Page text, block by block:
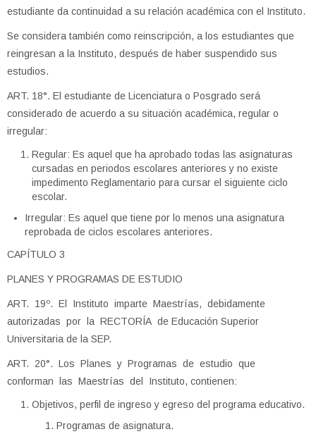
estudiante da continuidad a su relación académica con el Instituto.
Se considera también como reinscripción, a los estudiantes que
reingresan a la Instituto, después de haber suspendido sus
estudios.
ART. 18°. El estudiante de Licenciatura o Posgrado será
considerado de acuerdo a su situación académica, regular o
irregular:
Regular: Es aquel que ha aprobado todas las asignaturas
cursadas en periodos escolares anteriores y no existe
impedimento Reglamentario para cursar el siguiente ciclo
escolar.
Irregular: Es aquel que tiene por lo menos una asignatura
reprobada de ciclos escolares anteriores.
CAPÍTULO 3
PLANES Y PROGRAMAS DE ESTUDIO
ART. 19º. El Instituto imparte Maestrías, debidamente
autorizadas por la RECTORÍA de Educación Superior
Universitaria de la SEP.
ART. 20°. Los Planes y Programas de estudio que
conforman las Maestrías del Instituto, contienen:
Objetivos, perfil de ingreso y egreso del programa educativo.
Programas de asignatura.